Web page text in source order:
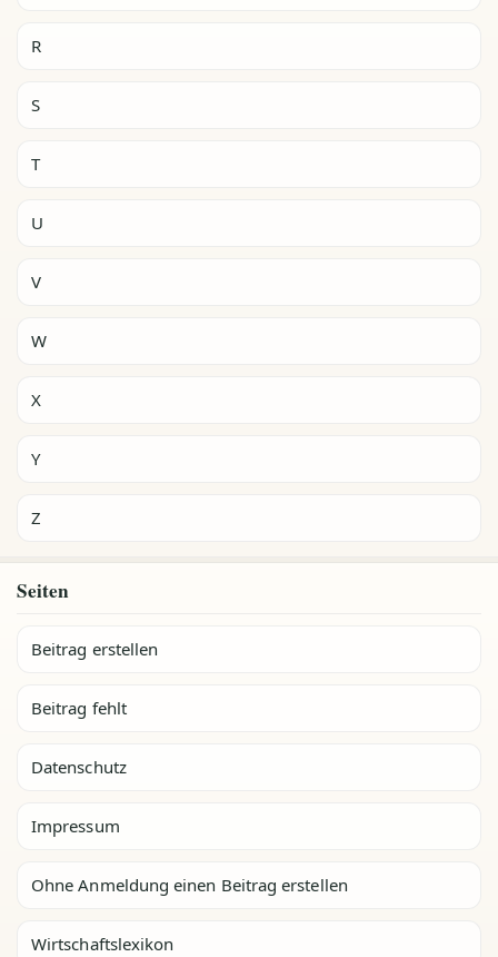
R
S
T
U
V
W
X
Y
Z
Seiten
Beitrag erstellen
Beitrag fehlt
Datenschutz
Impressum
Ohne Anmeldung einen Beitrag erstellen
Wirtschaftslexikon